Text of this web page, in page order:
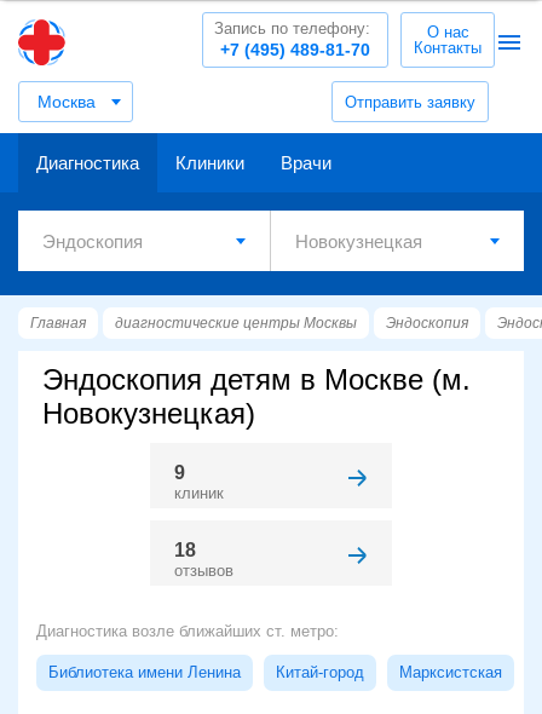
Москва Отправить заявку
+7 (495) 489-81-70
Запись по телефону:
О нас
Контакты
Диагностика Клиники Врачи
Главная диагностические центры Москвы Эндоскопия
Эндоскопия детям в Москве (м.
Новокузнецкая)
9
клиник
18
отзывов
Диагностика возле ближайших ст. метро:
Библиотека имени Ленина Китай-город Марксистская